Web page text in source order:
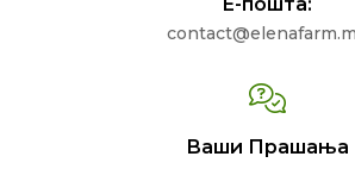
Ваши Прашања